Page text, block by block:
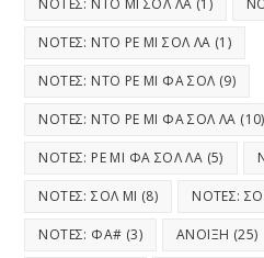
ΝΟΤΕΣ: ΝΤΟ ΡΕ ΜΙ ΣΟΛ ΛΑ (1)
ΝΟΤΕΣ: ΝΤΟ ΡΕ ΜΙ ΦΑ ΣΟΛ (9)
ΝΟΤΕΣ: ΝΤΟ ΡΕ ΜΙ ΦΑ ΣΟΛ ΛΑ (10)
ΝΟΤΕΣ: ΡΕ ΜΙ ΦΑ ΣΟΛ ΛΑ (5)
ΝΟΤΕΣ: ΣΟΛ ΜΙ (8) ΝΟΤΕΣ:
ΝΟΤΕΣ: ΦΑ# (3) ΑΝΟΙΞΗ (25)